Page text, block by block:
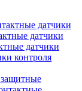
датчики
датчики
датчики
контроля